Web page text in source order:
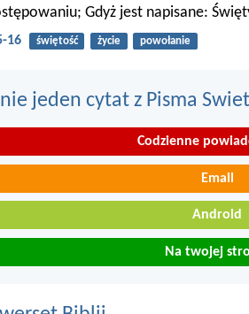
Gdyż jest napisane:
16 świętość życie powołanie
jeden cytat z Pisma
Codzienne
Email
Android
Na twojej